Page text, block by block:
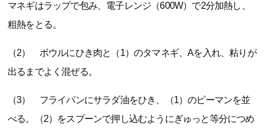
マネギはラップで包み、電子レンジ（600W）で2分加熱し、
粗熱をとる。
（2） ボウルにひき肉と（1）のタマネギ、Aを入れ、粘りが
出るまでよく混ぜる。
（3） フライパンにサラダ油をひき、（1）のピーマンを並
べる。（2）をスプーンで押し込むようにぎゅっと等分につめ